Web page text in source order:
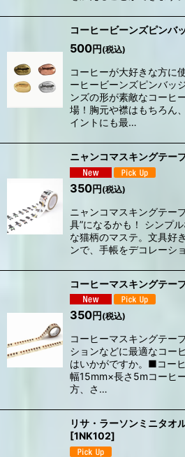
コーヒービーンズピンバ
500円 (税込)
コーヒーが大好きな方に
ーヒービーンズピンバッ
ンズの形が素敵なコーヒ
場！胸元や襟はもちろん
イントにも最…
ニャンコマスキングテー
350円(税込)
ニャンコマスキングテー
具”になるかも！ シンプ
な猫柄のマステ。文具好
ンで、手帳をデコレーシ
コーヒーマスキングテー
350円 (税込)
コーヒーマスキングテー
ションなどに最適なコー
はいかがですか。■コー
幅15mm×長さ5mコーヒ
方、さ…
リサ・ラーソンミニタオ
[1NK102]